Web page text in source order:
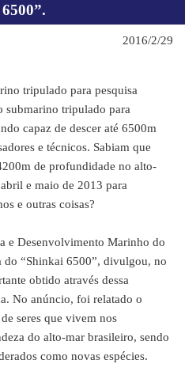
2016/2/29
tripulado para pesquisa
tripulado para
capaz de descer até 6500m
e técnicos. Sabiam que
de profundidade no alto-
e maio de 2013 para
e outras coisas?
e Desenvolvimento Marinho do
do “Shinkai 6500”, divulgou, no
obtido através dessa
No anúncio, foi relatado o
seres que vivem nos
do alto-mar brasileiro, sendo
como novas espécies.